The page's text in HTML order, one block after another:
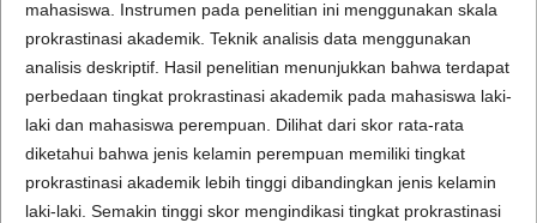
mahasiswa. Instrumen pada penelitian ini menggunakan skala
prokrastinasi akademik. Teknik analisis data menggunakan
analisis deskriptif. Hasil penelitian menunjukkan bahwa terdapat
perbedaan tingkat prokrastinasi akademik pada mahasiswa laki-
laki dan mahasiswa perempuan. Dilihat dari skor rata-rata
diketahui bahwa jenis kelamin perempuan memiliki tingkat
prokrastinasi akademik lebih tinggi dibandingkan jenis kelamin
laki-laki. Semakin tinggi skor mengindikasi tingkat prokrastinasi